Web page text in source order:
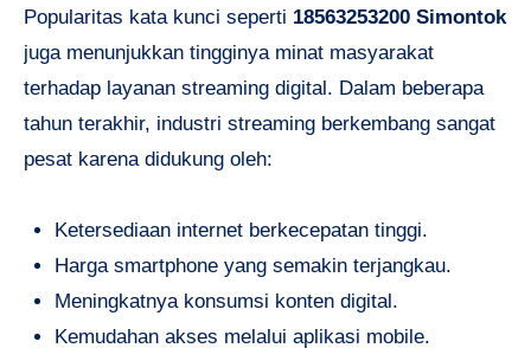
Popularitas kata kunci seperti 18563253200 Simontok
juga menunjukkan tingginya minat masyarakat
terhadap layanan streaming digital. Dalam beberapa
tahun terakhir, industri streaming berkembang sangat
pesat karena didukung oleh:
Ketersediaan internet berkecepatan tinggi.
Harga smartphone yang semakin terjangkau.
Meningkatnya konsumsi konten digital.
Kemudahan akses melalui aplikasi mobile.